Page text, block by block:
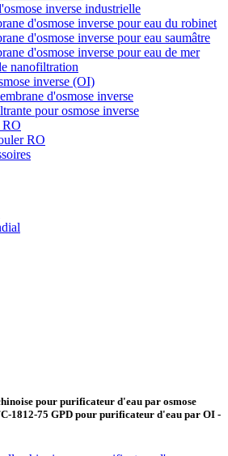
inverse industrielle
d'osmose inverse pour eau du robinet
d'osmose inverse pour eau saumâtre
d'osmose inverse pour eau de mer
nanofiltration
inverse (OI)
d'osmose inverse
pour osmose inverse
RO
RO
pour purificateur d'eau par osmose
1812-75 GPD pour purificateur d'eau par OI -